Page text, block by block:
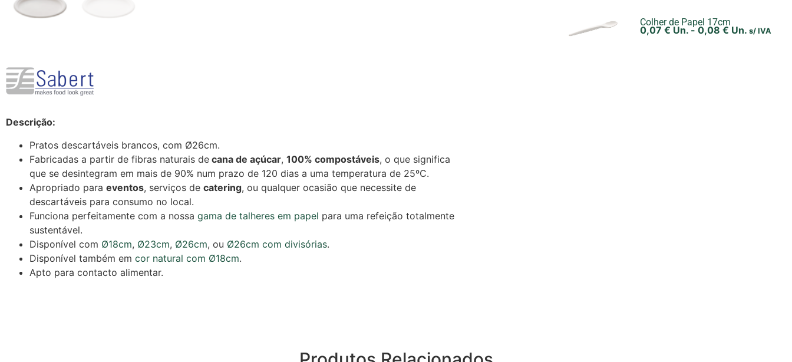
Descrição:
Pratos descartáveis brancos, com Ø26cm.
Fabricadas a partir de fibras naturais de cana de açúcar, 100% compostáveis, o que significa
que se desintegram em mais de 90% num prazo de 120 dias a uma temperatura de 25ºC.
Apropriado para eventos, serviços de catering, ou qualquer ocasião que necessite de
descartáveis para consumo no local.
Funciona perfeitamente com a nossa gama de talheres em papel para uma refeição totalmente
sustentável.
Disponível com Ø18cm, Ø23cm, Ø26cm, ou Ø26cm com divisórias.
Disponível também em cor natural com Ø18cm.
Apto para contacto alimentar.
Colher de Papel 17cm
0,07 € Un.- 0,08 € Un. s/ IVA